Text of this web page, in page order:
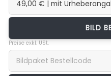
BILD
Preise exkl. USt.